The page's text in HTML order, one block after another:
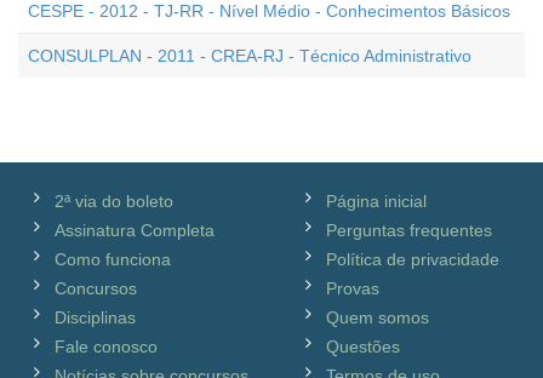
CESPE - 2012 - TJ-RR - Nível Médio - Conhecimentos Básicos
CONSULPLAN - 2011 - CREA-RJ - Técnico Administrativo
2ª via do boleto
Assinatura Completa
Como funciona
Concursos
Disciplinas
Fale conosco
Página inicial
Perguntas frequentes
Política de privacidade
Provas
Quem somos
Questões